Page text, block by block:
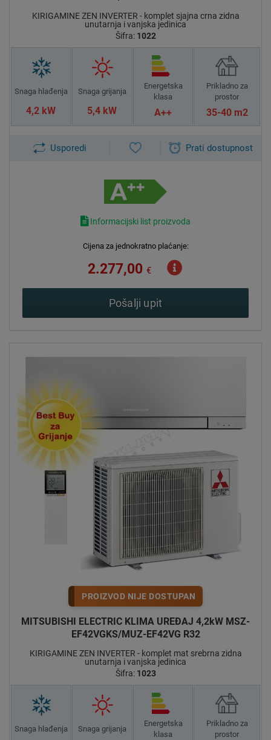
KIRIGAMINE ZEN INVERTER - komplet sjajna crna zidna
unutarnja i vanjska jedinica
Šifra: 1022
Snaga hlađenja
4,2 kW
Snaga grijanja
5,4 kW
Energetska
klasa
A++
Prikladno za
prostor
35-40 m2
Usporedi Prati dostupnost
Informacijski list proizvoda
Cijena za jednokratno plaćanje:
2.277,00 €
Pošalji upit
PROIZVOD NIJE DOSTUPAN
MITSUBISHI ELECTRIC KLIMA UREĐAJ 4,2kW MSZ-
EF42VGKS/MUZ-EF42VG R32
KIRIGAMINE ZEN INVERTER - komplet mat srebrna zidna
unutarnja i vanjska jedinica
Šifra: 1023
Snaga hlađenja Snaga grijanja
Energetska
klasa
Prikladno za
prostor